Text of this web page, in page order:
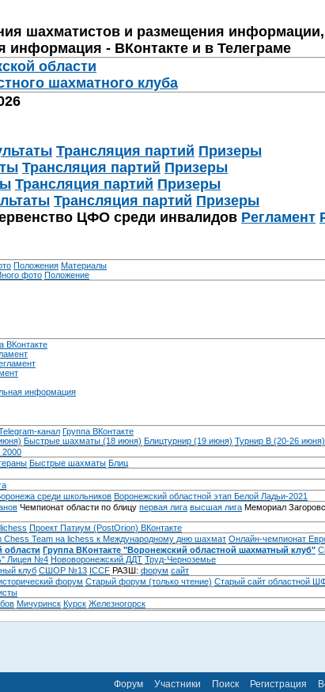
шахматистов и размещения
информация - ВКонтакте и в Телеграме
области
шахматного клуба
Трансляция партий Призеры
Трансляция партий Призеры
Трансляция партий Призеры
Трансляция партий Призеры
ЦФО среди инвалидов Регламент
Положения Материалы
фото Положение
ВКонтакте
информация
канал Группа ВКонтакте
Быстрые шахматы (18 июня) Блицтурнир (19 июня) Турнир B (20-26 июня)
2000
Быстрые шахматы Блиц
среди школьников Воронежский областной этап Белой Ладьи-2021
Чемпионат области по блицу первая лига высшая лига Мемориал
Проект Патиум (PostOrion) ВКонтакте
Chess Team на lichess к Международному дню шахмат Онлайн-чемпионат
области Группа ВКонтакте "Воронежский областной шахматный клуб"
Лицея №4 Нововоронежский ДДТ Труд-Черноземье
клуб СШОР №13 ICCF РАЗШ: форум сайт
форум Cтарый форум (только чтение) Старый сайт областной
Мичуринск Курск Железногорск
Форум Участники Поиск Регистрация